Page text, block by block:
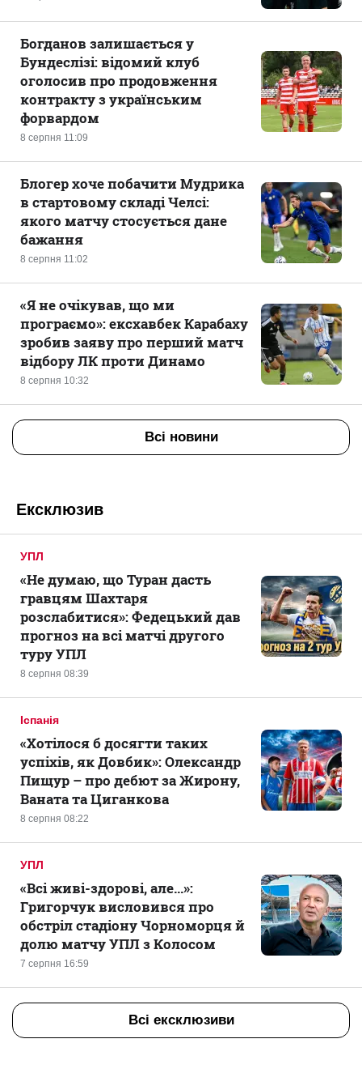
8 серпня 11:09
Богданов залишається у
Бундеслізі: відомий клуб
оголосив про продовження
контракту з українським
форвардом
8 серпня 11:02
Блогер хоче побачити Мудрика
в стартовому складі Челсі:
якого матчу стосується дане
бажання
8 серпня 10:32
«Я не очікував, що ми
програємо»: ексхавбек Карабаху
зробив заяву про перший матч
відбору ЛК проти Динамо
Всі новини
Ексклюзив
УПЛ
8 серпня 08:39
«Не думаю, що Туран дасть
гравцям Шахтаря
розслабитися»: Федецький дав
прогноз на всі матчі другого
туру УПЛ
Іспанія
8 серпня 08:22
«Хотілося б досягти таких
успіхів, як Довбик»: Олександр
Пищур – про дебют за Жирону,
Ваната та Циганкова
УПЛ
7 серпня 16:59
«Всі живі-здорові, але...»:
Григорчук висловився про
обстріл стадіону Чорноморця й
долю матчу УПЛ з Колосом
Всі ексклюзиви